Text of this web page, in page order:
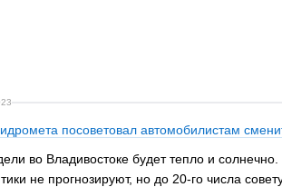
посоветовал автомобилистам
во Владивостоке будет тепло и
не прогнозируют, но до 20-го числа